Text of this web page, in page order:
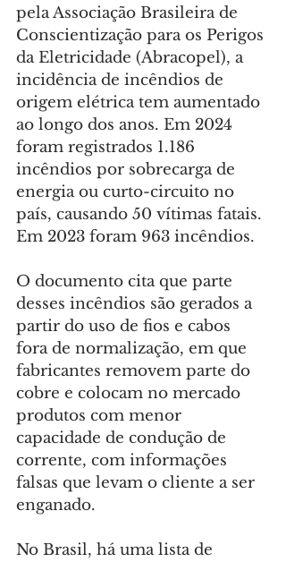
pela Associação Brasileira de
Conscientização para os Perigos
da Eletricidade (Abracopel), a
incidência de incêndios de
origem elétrica tem aumentado
ao longo dos anos. Em 2024
foram registrados 1.186
incêndios por sobrecarga de
energia ou curto-circuito no
país, causando 50 vítimas fatais.
Em 2023 foram 963 incêndios.
O documento cita que parte
desses incêndios são gerados a
partir do uso de fios e cabos
fora de normalização, em que
fabricantes removem parte do
cobre e colocam no mercado
produtos com menor
capacidade de condução de
corrente, com informações
falsas que levam o cliente a ser
enganado.
No Brasil, há uma lista de